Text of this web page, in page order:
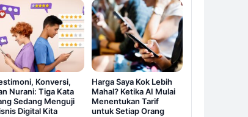
Konversi,
Nurani: Tiga Kata
Sedang Menguji
Digital Kita
Harga Saya Kok Lebih
Mahal? Ketika AI Mulai
Menentukan Tarif
untuk Setiap Orang